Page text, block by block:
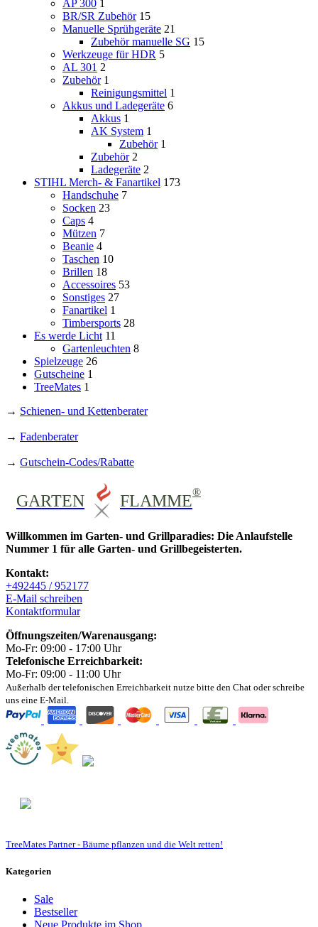
AP 300 1
BR/SR Zubehör 15
Manuelle Sprühgeräte 21
Zubehör manuelle SG 15
Werkzeuge für HDR 5
AL 301 2
Zubehör 1
Reinigungsmittel 1
Akkus und Ladegeräte 6
Akkus 1
AK System 1
Zubehör 1
Zubehör 2
Ladegeräte 2
STIHL Merch- & Fanartikel 173
Handschuhe 7
Socken 23
Caps 4
Mützen 7
Beanie 4
Taschen 10
Brillen 18
Accessoires 53
Sonstiges 27
Fanartikel 1
Timbersports 28
Es werde Licht 11
Gartenleuchten 8
Spielzeuge 26
Gutscheine 1
TreeMates 1
→ Schienen- und Kettenberater
→ Fadenberater
→ Gutschein-Codes/Rabatte
GARTEN FLAMME®
Willkommen im Garten- und Grillparadies: Die Anlaufstelle
Nummer 1 für alle Garten- und Grillbegeisterten.
Kontakt:
+492445 / 952177
E-Mail schreiben
Kontaktformular
Öffnungszeiten/Warenausgang:
Mo-Fr: 09:00 - 17:00 Uhr
Telefonische Erreichbarkeit:
Mo-Fr: 09:00 - 11:00 Uhr
Außerhalb der telefonischen Erreichbarkeit nutze bitte den Chat oder schreibe
uns eine E-Mail.
TreeMates Partner - Bäume pflanzen und die Welt retten!
Kategorien
Sale
Bestseller
Neue Produkte im Shop